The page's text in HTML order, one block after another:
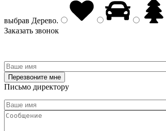
выбрав Дерево.
Заказать звонок
Письмо директору